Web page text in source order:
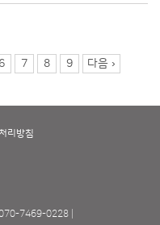
6 7 8 9 다음 ›
리방침
7469-0228